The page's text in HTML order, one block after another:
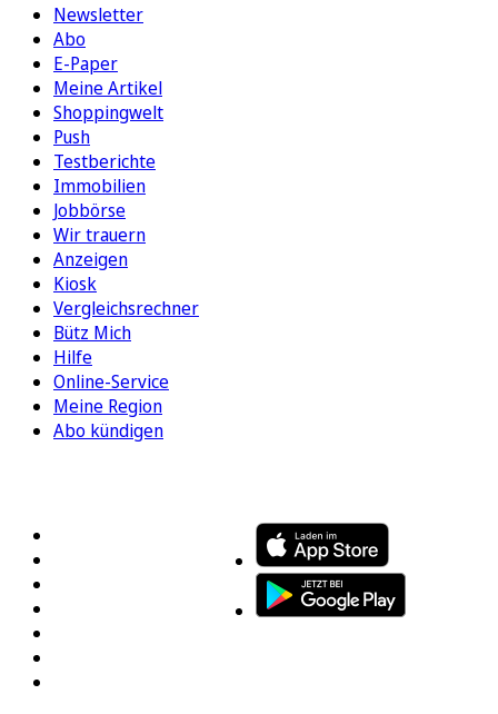
Newsletter
Abo
E-Paper
Meine Artikel
Shoppingwelt
Push
Testberichte
Immobilien
Jobbörse
Wir trauern
Anzeigen
Kiosk
Vergleichsrechner
Bütz Mich
Hilfe
Online-Service
Meine Region
Abo kündigen